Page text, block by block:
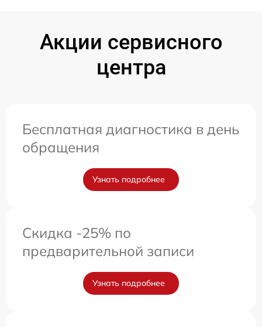
Акции сервисного
центра
Бесплатная диагностика в день
обращения
Узнать подробнее
Скидка -25% по
предварительной записи
Узнать подробнее